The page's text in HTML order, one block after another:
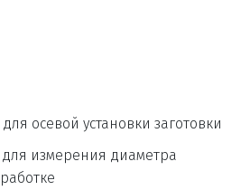
осевой установки заготовки
измерения диаметра